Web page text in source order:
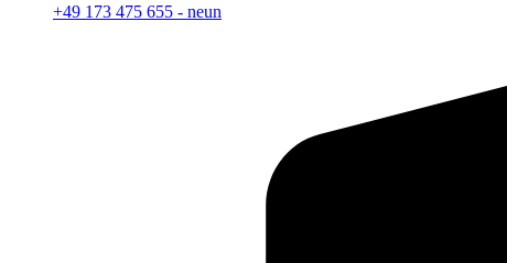
+49 173 475 655 - neun